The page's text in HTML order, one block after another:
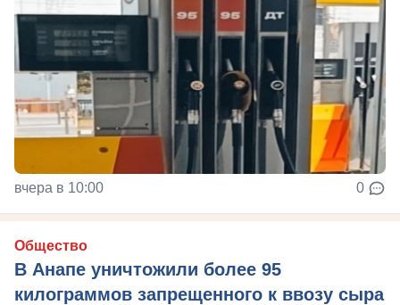
вчера в 10:00 0
Общество
В Анапе уничтожили более 95
килограммов запрещенного к ввозу сыра